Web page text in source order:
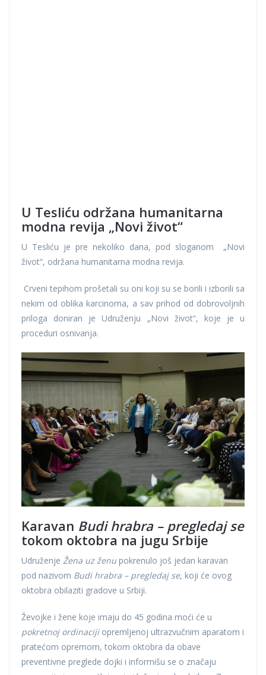
U Tesliću održana humanitarna
modna revija „Novi život“
U Tesliću je pre nekoliko dana, pod sloganom „Novi
život“, održana humanitarna modna revija.
Crveni tepihom prošetali su oni koji su se borili i izborili sa
nekim od oblika karcinoma, a sav prihod od dobrovoljnih
priloga doniran je Udruženju „Novi život“, koje je u
proceduri osnivanja.
Karavan Budi hrabra – pregledaj se
tokom oktobra na jugu Srbije
Udruženje Žena uz ženu pokrenulo još jedan karavan
pod nazivom Budi hrabra – pregledaj se, koji će ovog
oktobra obilaziti gradove u Srbiji.
Ževojke i žene koje imaju do 45 godina moći će u
pokretnoj ordinacijiopremljenoj ultrazvučnim aparatom i
pratećom opremom, tokom oktobra da obave
preventivne preglede dojki i informišu se o značaju